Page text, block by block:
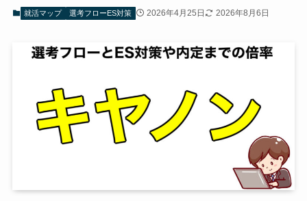
就活マップ 選考フローES対策 2026年4月25日 2026年8月6日